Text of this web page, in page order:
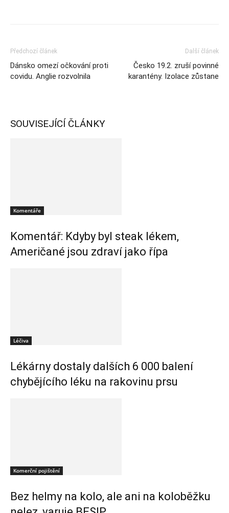
Předchozí článek
Dánsko omezí očkování proti
covidu. Anglie rozvolnila
Další článek
Česko 19.2. zruší povinné
karantény. Izolace zůstane
SOUVISEJÍCÍ ČLÁNKY
Komentáře
Komentář: Kdyby byl steak lékem,
Američané jsou zdraví jako řípa
Léčiva
Lékárny dostaly dalších 6 000 balení
chybějícího léku na rakovinu prsu
Komerční pojištění
Bez helmy na kolo, ale ani na koloběžku